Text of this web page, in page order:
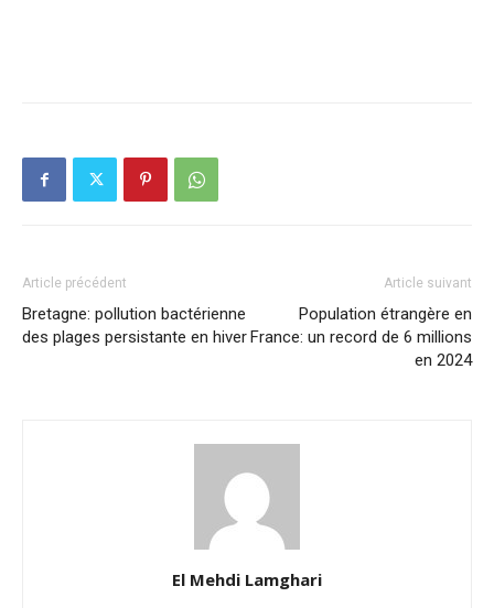
Article précédent
Bretagne: pollution bactérienne
des plages persistante en hiver
Article suivant
Population étrangère en
France: un record de 6 millions
en 2024
El Mehdi Lamghari